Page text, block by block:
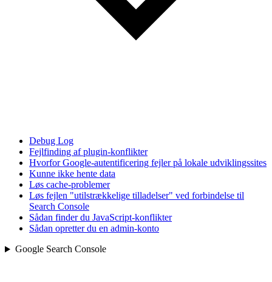
Debug Log
Fejlfinding af plugin-konflikter
Hvorfor Google-autentificering fejler på lokale udviklingssites
Kunne ikke hente data
Løs cache-problemer
Løs fejlen "utilstrækkelige tilladelser" ved forbindelse til
Search Console
Sådan finder du JavaScript-konflikter
Sådan opretter du en admin-konto
Google Search Console